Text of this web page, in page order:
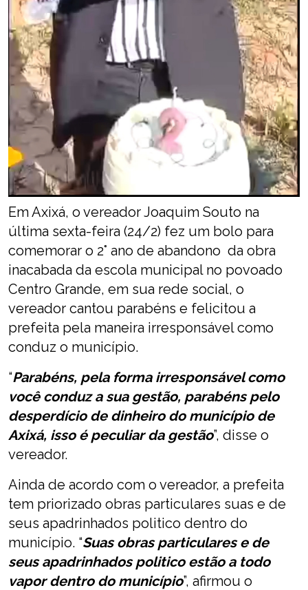
Em Axixá, o vereador Joaquim Souto na
última sexta-feira (24/2) fez um bolo para
comemorar o 2° ano de abandono da obra
inacabada da escola municipal no povoado
Centro Grande, em sua rede social, o
vereador cantou parabéns e felicitou a
prefeita pela maneira irresponsável como
conduz o município.
“Parabéns, pela forma irresponsável como
você conduz a sua gestão, parabéns pelo
desperdício de dinheiro do município de
Axixá, isso é peculiar da gestão”, disse o
vereador.
Ainda de acordo com o vereador, a prefeita
tem priorizado obras particulares suas e de
seus apadrinhados politico dentro do
município. “Suas obras particulares e de
seus apadrinhados politico estão a todo
vapor dentro do município”, afirmou o